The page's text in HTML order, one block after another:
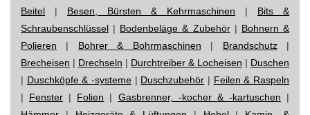
Beitel | Besen, Bürsten & Kehrmaschinen | Bits &
Schraubenschlüssel | Bodenbeläge & Zubehör| Bohnern &
Polieren | Bohrer & Bohrmaschinen | Brandschutz|
Brecheisen | Drechseln | Durchtreiber & Locheisen | Duschen
| Duschköpfe & -systeme | Duschzubehör | Feilen & Raspeln
| Fenster | Folien | Gasbrenner, -kocher & -kartuschen |